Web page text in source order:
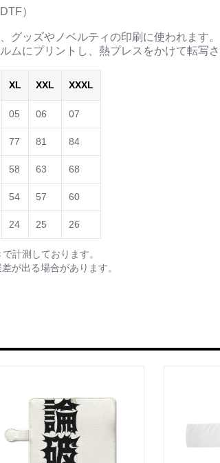
）
グッズやノベルティの印刷に使われます。
ムにプリントし、熱プレスをかけて転写
XL XXL XXXL
05 06 07
77 81 84
58 63 68
54 57 60
24 25 26
計測しております。
が出る場合があります。